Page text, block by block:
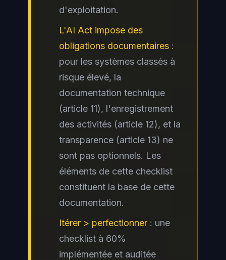
d'exploitation.
L'AI Act impose des
obligations documentaires :
pour les systèmes classés à
risque élevé, la
documentation technique
(article 11), l'enregistrement
des activités (article 12), et la
transparence (article 13) ne
sont pas optionnels. Les
éléments de cette checklist
constituent la base de cette
documentation.
Itérer > perfectionner : une
checklist à 60%
implémentée et auditée